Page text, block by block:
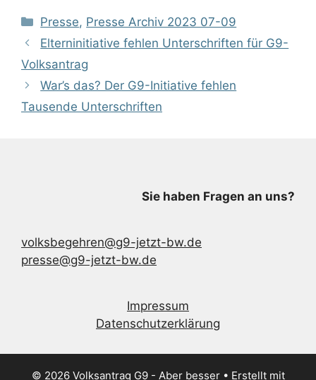
Kategorien
Presse, Presse Archiv 2023 07-09
Elterninitiative fehlen Unterschriften für G9-
Volksantrag
War’s das? Der G9-Initiative fehlen
Tausende Unterschriften
Sie haben Fragen an uns?
volksbegehren@g9-jetzt-bw.de
presse@g9-jetzt-bw.de
Impressum
Datenschutzerklärung
© 2026 Volksantrag G9 - Aber besser• Erstellt mit